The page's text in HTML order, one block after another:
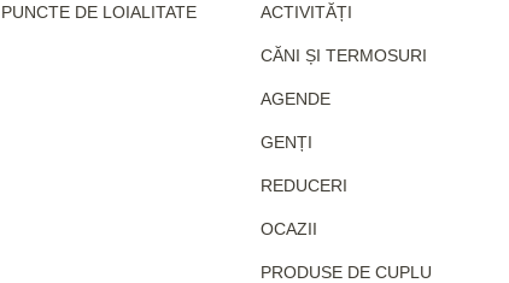
PUNCTE DE LOIALITATE ACTIVITĂȚI
CĂNI ȘI TERMOSURI
AGENDE
GENȚI
REDUCERI
OCAZII
PRODUSE DE CUPLU